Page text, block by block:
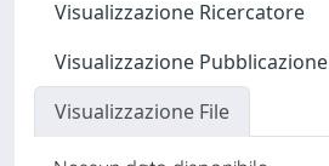
Visualizzazione Ricercatore
Visualizzazione Pubblicazione
Visualizzazione File